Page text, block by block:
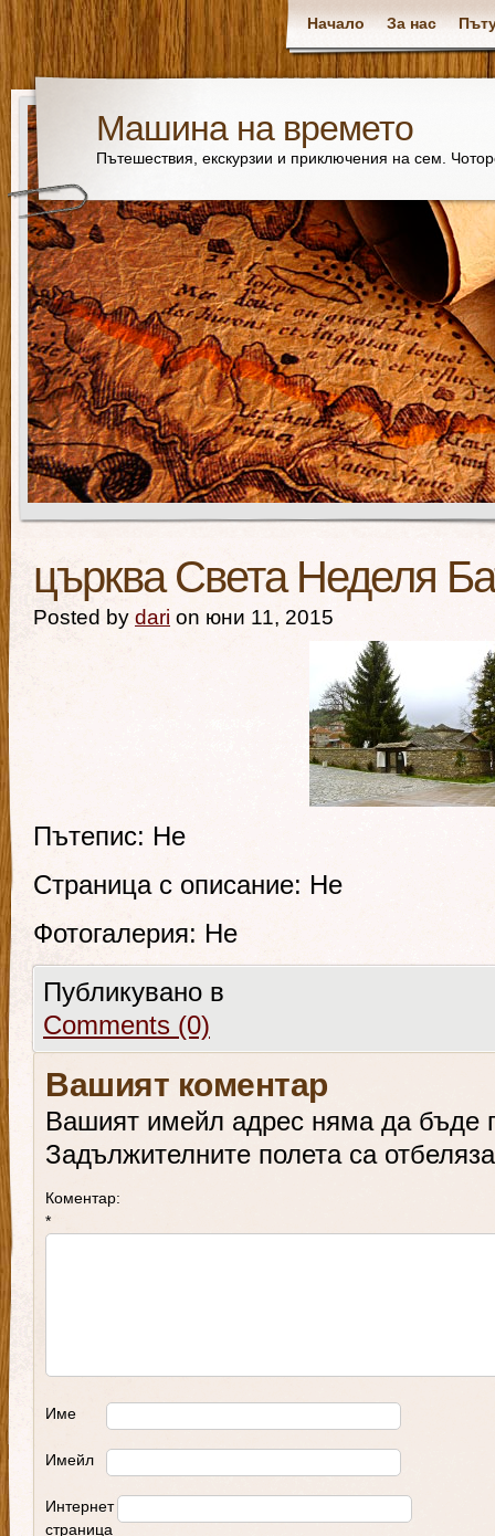
Начало За нас
Машина на времето
Пътешествия, екскурзии и приключения на сем.
църква Света Неделя
Posted by dari on юни 11, 2015
Пътепис: Не
Страница с описание: Не
Фотогалерия: Не
Публикувано в
Comments (0)
Вашият коментар
Вашият имейл адрес няма да бъде
Задължителните полета са
Коментар:
*
Име
Имейл
Интернет
страница